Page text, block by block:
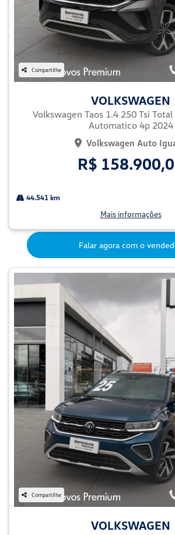
Compartilhe
VOLKSWAGEN
Volkswagen Taos 1.4 250 Tsi
Automatico 4p 2024
Volkswagen Auto
R$
44.541 km
Mais informações
Falar agora com o
Compartilhe
VOLKSWAGEN